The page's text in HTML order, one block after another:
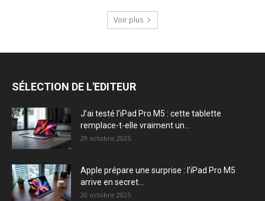
Voir plus
SÉLECTION DE L'EDITEUR
J’ai testé l’iPad Pro M5 : cette tablette
remplace-t-elle vraiment un...
29 octobre 2025
Apple prépare une surprise : l’iPad Pro M5
arrive en secret...
20 octobre 2025